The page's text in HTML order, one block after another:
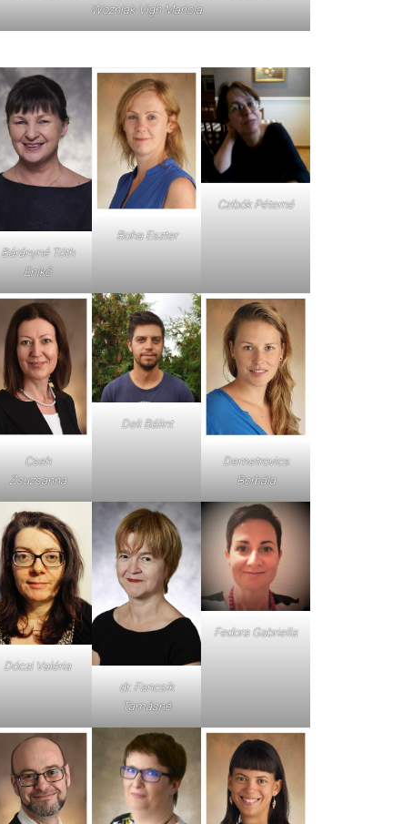
Wozniak-Vigh Mariola
Bárányné Tóth
Enikő
Boha Eszter
Czibók Péterné
Cseh
Zsuzsanna
Deli Bálint
Demetrovics
Borbála
Dóczi Valéria
dr. Fancsik
Tamásné
Fedora Gabriella